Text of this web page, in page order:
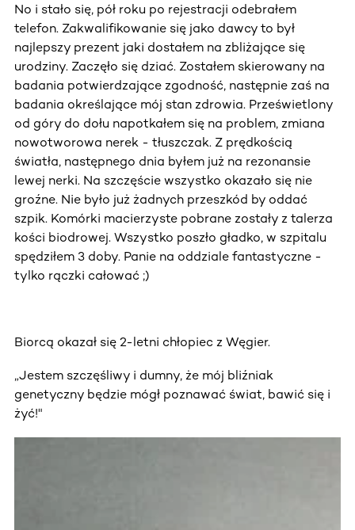
No i stało się, pół roku po rejestracji odebrałem
telefon. Zakwalifikowanie się jako dawcy to był
najlepszy prezent jaki dostałem na zbliżające się
urodziny. Zaczęło się dziać. Zostałem skierowany na
badania potwierdzające zgodność, następnie zaś na
badania określające mój stan zdrowia. Prześwietlony
od góry do dołu napotkałem się na problem, zmiana
nowotworowa nerek - tłuszczak. Z prędkością
światła, następnego dnia byłem już na rezonansie
lewej nerki. Na szczęście wszystko okazało się nie
groźne. Nie było już żadnych przeszkód by oddać
szpik. Komórki macierzyste pobrane zostały z talerza
kości biodrowej. Wszystko poszło gładko, w szpitalu
spędziłem 3 doby. Panie na oddziale fantastyczne -
tylko rączki całować ;)
Biorcą okazał się 2-letni chłopiec z Węgier.
„Jestem szczęśliwy i dumny, że mój bliźniak
genetyczny będzie mógł poznawać świat, bawić się i
żyć!"